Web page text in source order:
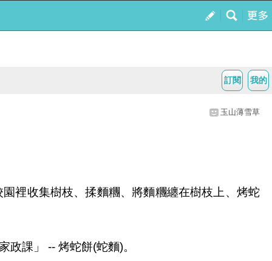
我的
訂閱
玉山薄雪草
裡收集樹枝、揉麵糰、將麵糰纏在樹枝上、烤蛇
課」 -- 烤蛇餅(蛇麵)。